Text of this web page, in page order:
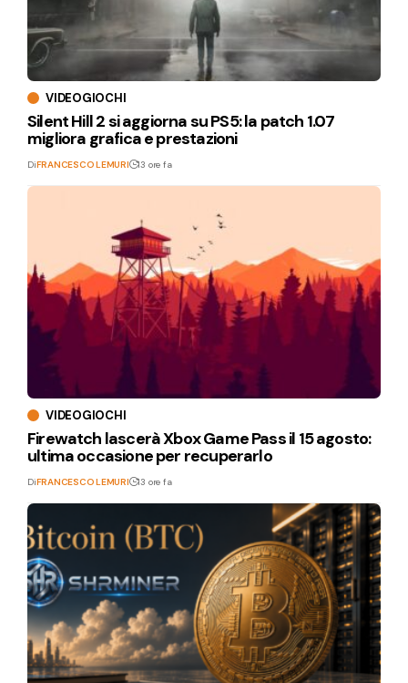
VIDEOGIOCHI
Silent Hill 2 si aggiorna su PS5: la patch 1.07
migliora grafica e prestazioni
DiFRANCESCO LEMURI 13 ore fa
VIDEOGIOCHI
Firewatch lascerà Xbox Game Pass il 15 agosto:
ultima occasione per recuperarlo
DiFRANCESCO LEMURI 13 ore fa